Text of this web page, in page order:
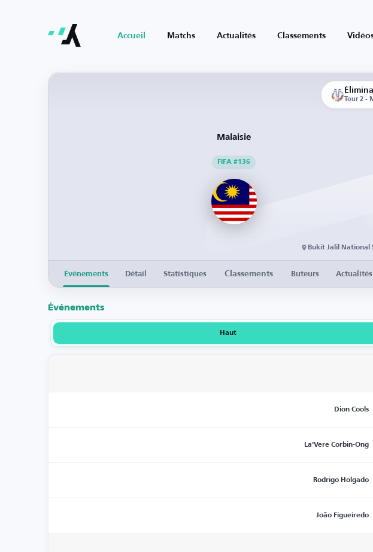
Accueil Matchs Actualités Classements
Tour 2 -
Malaisie
FIFA #136
Bukit Jalil National
Événements Détail Statistiques Classements Buteurs Actualités
Événements
Haut
Dion Cools
La'Vere Corbin-Ong
Rodrigo Holgado
João Figueiredo